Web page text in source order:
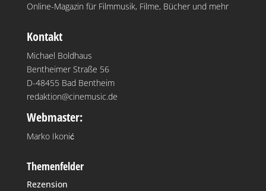
Online-Magazin für Filmmusik, Filme, Bücher und mehr
Kontakt
Michael Boldhaus
Bentheimer Straße 56
D-48455 Bad Bentheim
redaktion@cinemusic.de
Webmaster:
Marko Ikonić
Themenfelder
Rezension